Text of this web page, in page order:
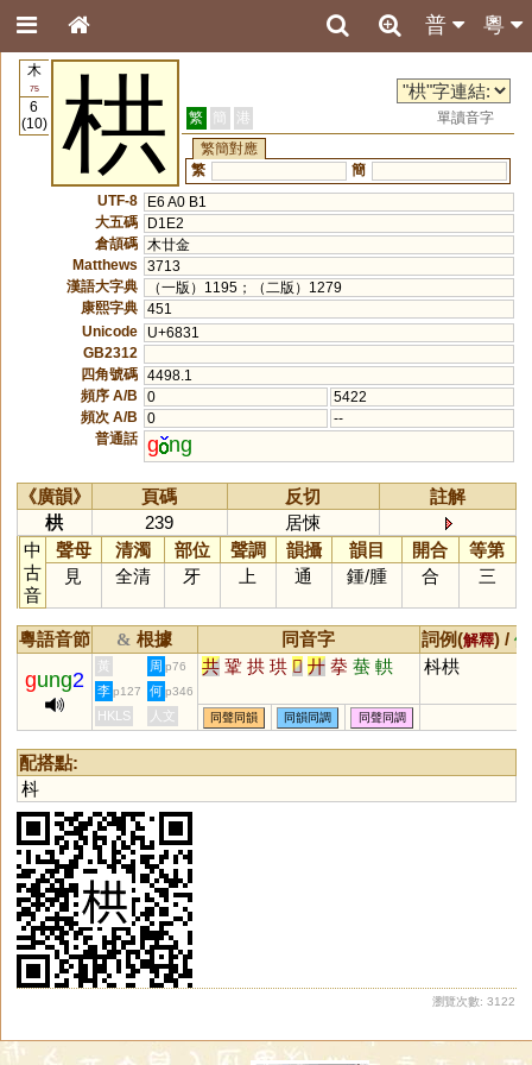
粵
普
木
75
6
(10)
栱 繁 簡 港
單讀音字
繁簡對應
繁
簡
UTF-8
E6 A0 B1
大五碼
D1E2
倉頡碼
木廿金
Matthews
3713
漢語大字典
（一版）1195；（二版）1279
康熙字典 451
Unicode
U+6831
GB2312
四角號碼 4498.1
頻序 A/B
0
5422
頻次 A/B
0
--
普通話 g ng
《廣韻》 頁碼 反切
註解
栱
239
居悚
中
古
音
聲母 清濁 部位 聲調 韻攝 韻目 開合
等第
見
全清 牙 上 通 鍾/腫 合 三
粵語音節 & 根據 同音字 詞例(解釋) /
gung2
黃 周 p76 共 鞏 拱 珙 𠬞 廾 拲 蛬 輁 枓栱
李 p127 何 p346
HKLS 人文 同聲同韻 同韻同調 同聲同調
配搭點:
枓
瀏覽次數: 3122